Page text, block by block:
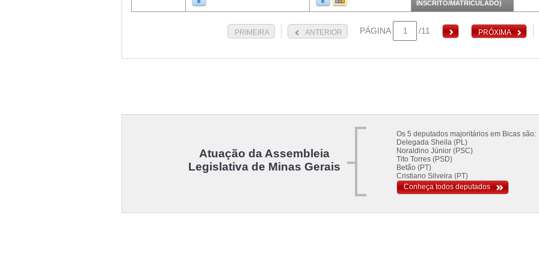
INSCRITO/MATRICULADO)
PRIMEIRA ANTERIOR PÁGINA /11 PRÓXIMA
Atuação da Assembleia
Legislativa de Minas Gerais
Os 5 deputados majoritários em Bicas são:
Delegada Sheila (PL)
Noraldino Júnior (PSC)
Tito Torres (PSD)
Betão (PT)
Cristiano Silveira (PT)
Conheça todos deputados